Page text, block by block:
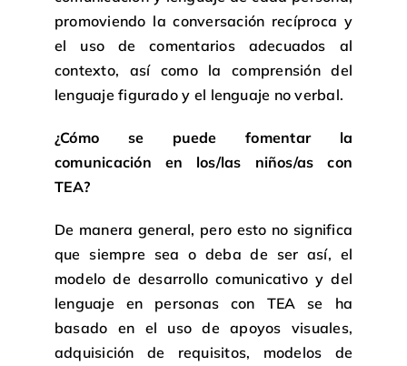
promoviendo la conversación recíproca y
el uso de comentarios adecuados al
contexto, así como la comprensión del
lenguaje figurado y el lenguaje no verbal.
¿Cómo se puede fomentar la
comunicación en los/las niños/as con
TEA?
De manera general, pero esto no significa
que siempre sea o deba de ser así, el
modelo de desarrollo comunicativo y del
lenguaje en personas con TEA se ha
basado en el uso de apoyos visuales,
adquisición de requisitos, modelos de